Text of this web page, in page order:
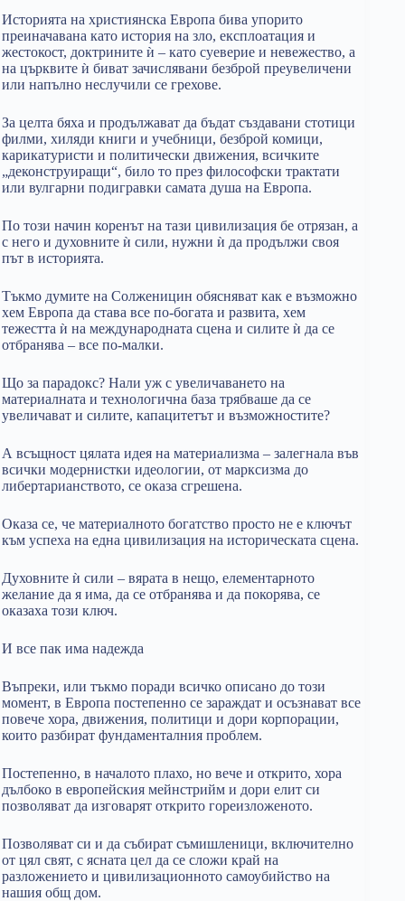
Историята на християнска Европа бива упорито
преиначавана като история на зло, експлоатация и
жестокост, доктрините ѝ – като суеверие и невежество, а
на църквите ѝ биват зачислявани безброй преувеличени
или напълно неслучили се грехове.
За целта бяха и продължават да бъдат създавани стотици
филми, хиляди книги и учебници, безброй комици,
карикатуристи и политически движения, всичките
„деконструиращи“, било то през философски трактати
или вулгарни подигравки самата душа на Европа.
По този начин коренът на тази цивилизация бе отрязан, а
с него и духовните ѝ сили, нужни ѝ да продължи своя
път в историята.
Тъкмо думите на Солженицин обясняват как е възможно
хем Европа да става все по-богата и развита, хем
тежестта ѝ на международната сцена и силите ѝ да се
отбранява – все по-малки.
Що за парадокс? Нали уж с увеличаването на
материалната и технологична база трябваше да се
увеличават и силите, капацитетът и възможностите?
А всъщност цялата идея на материализма – залегнала във
всички модернистки идеологии, от марксизма до
либертарианството, се оказа сгрешена.
Оказа се, че материалното богатство просто не е ключът
към успеха на една цивилизация на историческата сцена.
Духовните ѝ сили – вярата в нещо, елементарното
желание да я има, да се отбранява и да покорява, се
оказаха този ключ.
И все пак има надежда
Въпреки, или тъкмо поради всичко описано до този
момент, в Европа постепенно се зараждат и осъзнават все
повече хора, движения, политици и дори корпорации,
които разбират фундаменталния проблем.
Постепенно, в началото плахо, но вече и открито, хора
дълбоко в европейския мейнстрийм и дори елит си
позволяват да изговарят открито гореизложеното.
Позволяват си и да събират съмишленици, включително
от цял свят, с ясната цел да се сложи край на
разложението и цивилизационното самоубийство на
нашия общ дом.